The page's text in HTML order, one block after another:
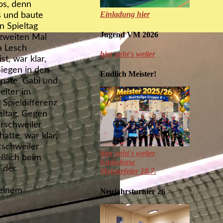
denn
und baute
Spieltag
Mal
Lesch
war klar,
in den
Gabi und
im
Spieldifferenz
Gegen
war klar,
beim
der
Einladung hier
Jugend VM 2026
hier geht's weiter
Endlich Meister!
hier geht's weiter
Einladung
Meisterfeier 18.7.
Neujahrsturnier 26